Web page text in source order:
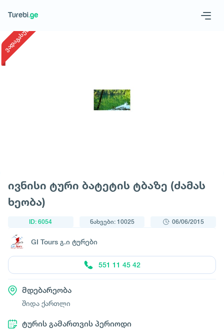
ვადაგასული
ივნისი ტური ბატეტის ტბაზე (ძამას
ხეობა)
ID: 6054 ნახვები: 10025 06/06/2015
GI Tours გ.ი ტურები
551 11 45 42
მდებარეობა
შიდა ქართლი
ტურის გამართვის პერიოდი